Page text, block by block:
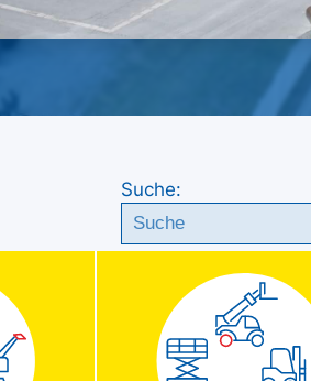
Suche: